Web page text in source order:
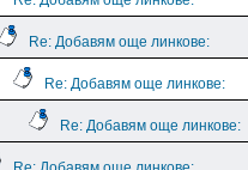
Re: Добавям още линкове:
Re: Добавям още линкове:
Re: Добавям още линкове: